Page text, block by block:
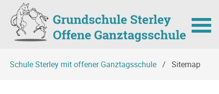
überspringen
Schule Sterley mit offener Ganztagsschule Sitemap